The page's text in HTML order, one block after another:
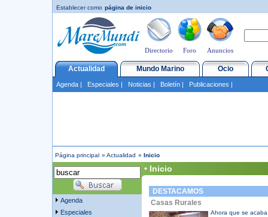
Establecer como página de inicio
Directorio Foro Anuncios
Actualidad Mundo Marino Ocio
Agenda | Especiales | Noticias | Boletín | Publicaciones |
Página principal » Actualidad » Inicio
Agenda
Especiales
• Inicio
DESTACAMOS
Casas Rurales
Ahora que se